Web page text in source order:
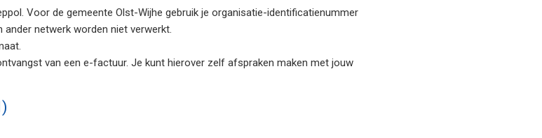
. Voor de gemeente Olst-Wijhe gebruik je organisatie-identificatienummer
ander netwerk worden niet verwerkt.
van een e-factuur. Je kunt hierover zelf afspraken maken met jouw